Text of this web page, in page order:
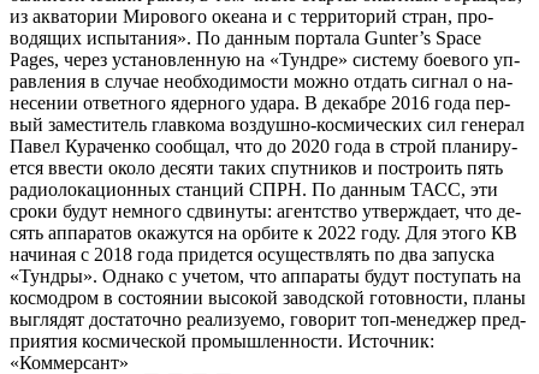
из ак­ва­тории Ми­рово­го оке­ана и с тер­ри­торий стран, про­
водя­щих ис­пы­тания». По дан­ным пор­та­ла Gunter’s Space
Pages, че­рез ус­та­нов­ленную на «Тун­дре» сис­те­му бо­ево­го уп­
равле­ния в слу­чае не­об­хо­димос­ти мож­но от­дать сиг­нал о на­
несе­нии от­ветно­го ядер­но­го уда­ра. В де­каб­ре 2016 го­да пер­
вый за­мес­ти­тель глав­ко­ма воз­душно-кос­ми­чес­ких сил ге­нерал
Па­вел Ку­рачен­ко со­об­щал, что до 2020 го­да в строй пла­ниру­
ет­ся ввес­ти око­ло де­сяти та­ких спут­ни­ков и пос­тро­ить пять
ра­ди­оло­каци­он­ных стан­ций СПРН. По дан­ным ТАСС, эти
сро­ки бу­дут нем­но­го сдви­нуты: агентство ут­вер­жда­ет, что де­
сять ап­па­ратов ока­жут­ся на ор­би­те к 2022 го­ду. Для это­го КВ
на­чиная с 2018 го­да при­дет­ся осу­щест­влять по два за­пус­ка
«Тун­дры». Од­на­ко с уче­том, что ап­па­раты бу­дут пос­ту­пать на
кос­модром в сос­то­янии вы­сокой за­вод­ской го­тов­ности, пла­ны
выг­ля­дят дос­та­точ­но ре­али­зу­емо, го­ворит топ-ме­нед­жер пред­
при­ятия кос­ми­чес­кой про­мыш­леннос­ти. Источник:
«Коммерсант»